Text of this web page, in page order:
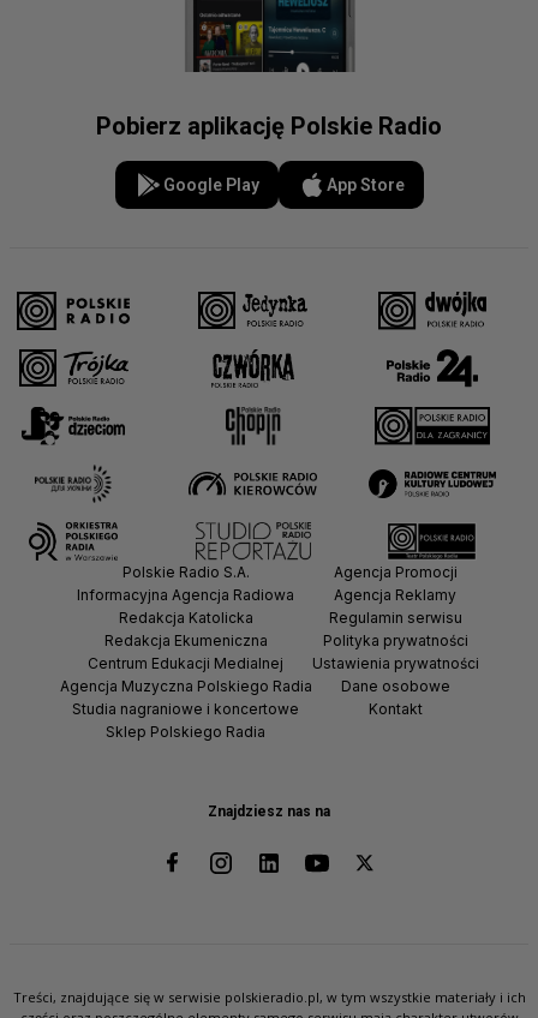
Pobierz aplikację Polskie Radio
Google Play App Store
Znajdziesz nas na
Polskie Radio S.A.
Informacyjna Agencja Radiowa
Redakcja Katolicka
Redakcja Ekumeniczna
Centrum Edukacji Medialnej
Agencja Muzyczna Polskiego Radia
Studia nagraniowe i koncertowe
Sklep Polskiego Radia
Agencja Promocji
Agencja Reklamy
Regulamin serwisu
Polityka prywatności
Ustawienia prywatności
Dane osobowe
Kontakt
Treści, znajdujące się w serwisie polskieradio.pl, w tym wszystkie materiały i ich